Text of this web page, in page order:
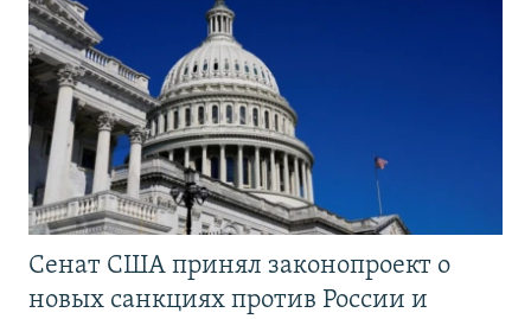
Сенат США принял законопроект о
новых санкциях против России и